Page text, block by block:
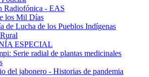
Radiofónica - EAS
los Mil Días
de Lucha de los Pueblos Indígenas
ESPECIAL
Serie radial de plantas medicinales
del jabonero - Historias de pandemia